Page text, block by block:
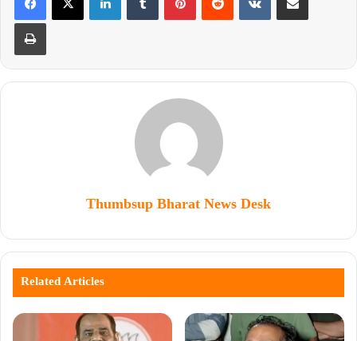
Thumbsup Bharat News Desk
Related Articles